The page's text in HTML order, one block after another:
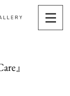
』